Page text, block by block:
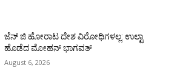
ಜೆನ್ ಜಿ ಹೋರಾಟ ದೇಶ ವಿರೋಧಿಗಳಲ್ಲ: ಉಲ್ಟಾ
ಹೊಡೆದ ಮೋಹನ್ ಭಾಗವತ್
August 6, 2026